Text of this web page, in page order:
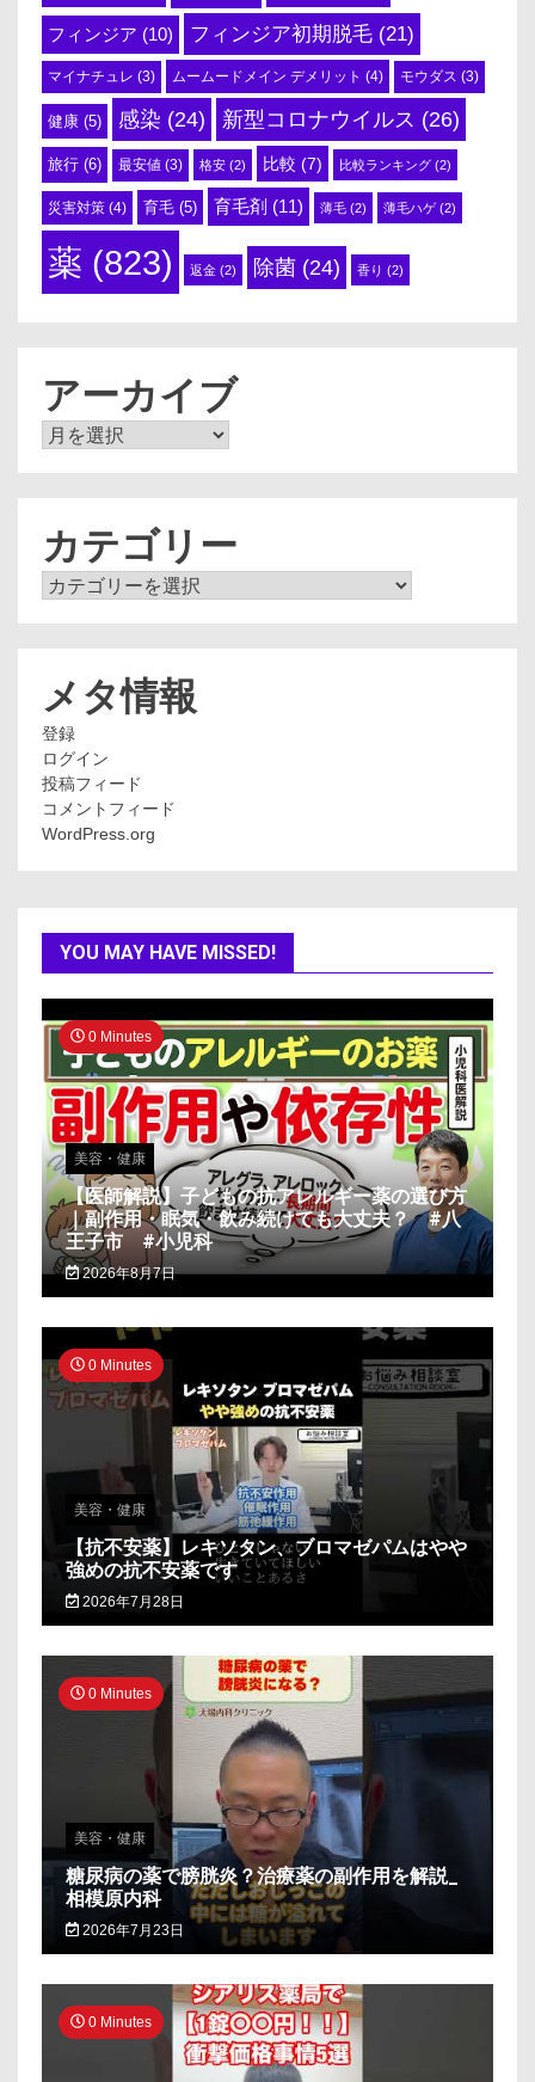
フィンジア (10) フィンジア初期脱毛 (21)
マイナチュレ (3) ムームードメイン デメリット (4) モウダス (3)
健康 (5) 感染 (24) 新型コロナウイルス (26)
旅行 (6) 最安値 (3) 格安 (2) 比較 (7) 比較ランキング (2)
災害対策 (4) 育毛 (5) 育毛剤 (11) 薄毛 (2) 薄毛ハゲ(2)
薬 (823) 返金 (2) 除菌 (24) 香り (2)
アーカイブ
ア
カテゴリー
カ
メタ情報
登録
ログイン
投稿フィード
コメントフィード
WordPress.org
YOU MAY HAVE MISSED!
0 Minutes
美容・健康
【医師解説】子どもの抗アレルギー薬の選び方
｜副作用・眠気・飲み続けても大丈夫？ #八
王子市 #小児科
2026年8月7日
0 Minutes
美容・健康
【抗不安薬】レキソタン、ブロマゼパムはやや
強めの抗不安薬です
2026年7月28日
0 Minutes
美容・健康
糖尿病の薬で膀胱炎？治療薬の副作用を解説_
相模原内科
2026年7月23日
0 Minutes